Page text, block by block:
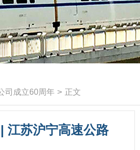
司成立60周年 > 正文
江苏沪宁高速公路